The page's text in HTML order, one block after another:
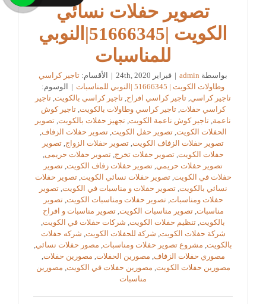
تصوير حفلات نسائي
الكويت |51666345|النوبي
للمناسبات
بواسطة admin
| فبراير 24th, 2020 | الأقسام: تاجير كراسي
وطاولات الكويت | 51666345 |النوبي للمناسبات
|
الوسوم:
تاجير كراسي تاجير كراسي افراح تاجير كراسي بالكويت تاجير
كراسي حفلات ,تاجير كراسي وطاولات بالكويت ,تاجير كوش
ناعمة تاجير كوش ناعمة الكويت تجهيز حفلات بالكويت تصوير
الحفلات الكويت ,تصوير حفل الكويت ,تصوير حفلات الزفاف
تصوير حفلات الزفاف الكويت تصوير حفلات الزواج تصوير
حفلات الكويت ,تصوير حفلات تخرج ,تصوير حفلات حريمى
تصوير حفلات حريمي تصوير حفلات زفاف الكويت تصوير
حفلات في الكويت ,تصوير حفلات نسائي الكويت ,تصوير حفلات
نسائي بالكويت ,تصوير حفلات و مناسبات في الكويت ,تصوير
حفلات ومناسبات ,تصوير حفلات ومناسبات الكويت ,تصوير
مناسبات ,تصوير مناسبات الكويت ,تصوير مناسبات و افراح
بالكويت تنظيم حفلات الكويت شركات حفلات في الكويت
شركة حفلات الكويت شركة للحفلات الكويت شركه حفلات
بالكويت مشروع تصوير حفلات ومناسبات مصور حفلات نسائي
مصوري حفلات الزفاف مصورين الحفلات مصورين حفلات
مصورين حفلات الكويت مصورين حفلات في الكويت مصورين
مناسبات